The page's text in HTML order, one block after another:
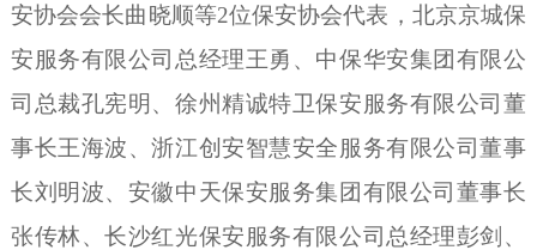
安协会会长曲晓顺等2位保安协会代表，北京京城保
安服务有限公司总经理王勇、中保华安集团有限公
司总裁孔宪明、徐州精诚特卫保安服务有限公司董
事长王海波、浙江创安智慧安全服务有限公司董事
长刘明波、安徽中天保安服务集团有限公司董事长
张传林、长沙红光保安服务有限公司总经理彭剑、